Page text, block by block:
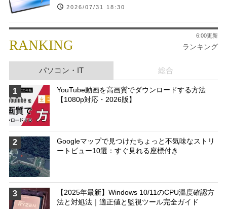
2026/07/31 18:30
RANKING ランキング
6:00更新
パソコン・IT 総合
1
YouTube動画を高画質でダウンロードする方法
【1080p対応・2026版】
2
Googleマップで見つけたちょっと不気味なストリ
ートビュー10選：すぐ見れる座標付き
3
【2025年最新】Windows 10/11のCPU温度確認方
法と対処法｜適正値と監視ツール完全ガイド